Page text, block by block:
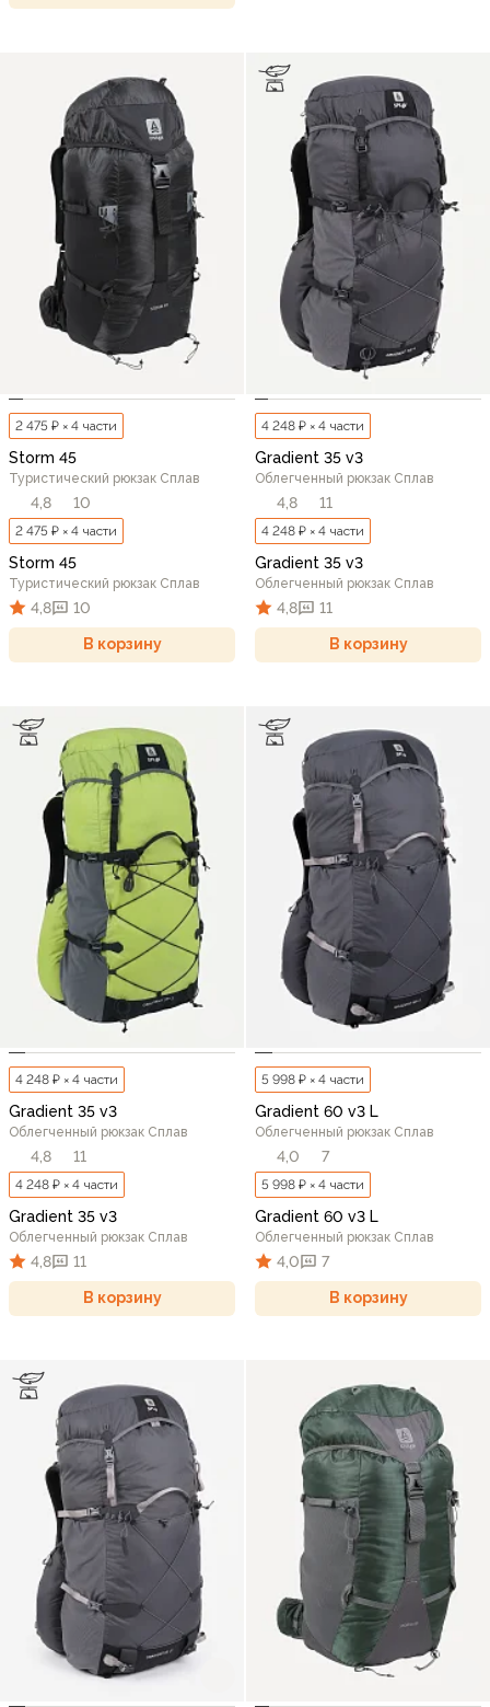
2 475 ₽ × 4 части
Storm 45
Туристический рюкзак Сплав
4,8 10
2 475 ₽ × 4 части
Storm 45
Туристический рюкзак Сплав
4,8 10
В корзину
4 248 ₽ × 4 части
Gradient 35 v3
Облегченный рюкзак Сплав
4,8 11
4 248 ₽ × 4 части
Gradient 35 v3
Облегченный рюкзак Сплав
4,8 11
В корзину
4 248 ₽ × 4 части
Gradient 35 v3
Облегченный рюкзак Сплав
4,8 11
4 248 ₽ × 4 части
Gradient 35 v3
Облегченный рюкзак Сплав
4,8 11
В корзину
5 998 ₽ × 4 части
Gradient 60 v3 L
Облегченный рюкзак Сплав
4,0 7
5 998 ₽ × 4 части
Gradient 60 v3 L
Облегченный рюкзак Сплав
4,0 7
В корзину